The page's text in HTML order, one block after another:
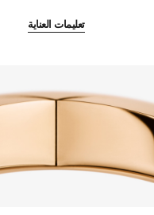
تعليمات العناية